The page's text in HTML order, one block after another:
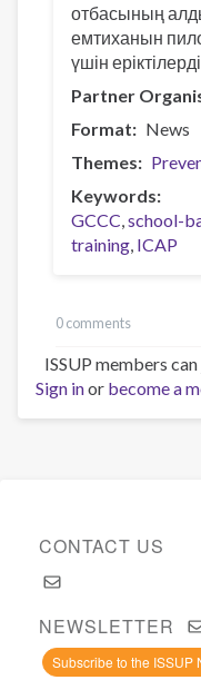
отбасының
емтиханын
үшін
Partner
Format
News
Themes
Keywords
GCCC school-
training ICAP
0 comments
ISSUP members
Sign inor become a
CONTACT US
NEWSLETTER
Subscribe to the ISSUP